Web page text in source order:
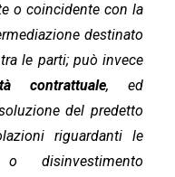
o coincidente con la
destinato
le parti; può invece
contrattuale, ed
del predetto
riguardanti le
o disinvestimento